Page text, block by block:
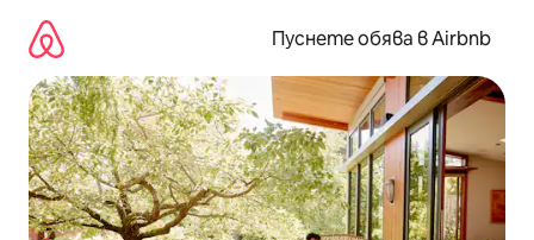
съдържанието
Пуснете обява в Airbnb